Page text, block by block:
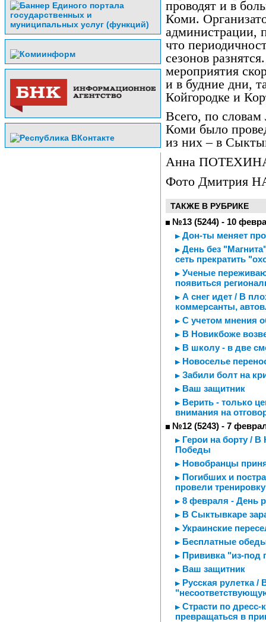
проводят и в
Коми.
администрации,
что
сезонов
мероприятия
и в будние дни,
Койгородке и
Всего, по
Коми было
из них – в
Анна
Фото Дмитрия
ТАКЖЕ В РУБРИКЕ
№13 (5244) - 10
Дон-ты меняет
День без
сеть прекратить
Ученые
появиться
А снег идет / В
коммерсанты,
С учетом мнения
В Новикбоже
В школу - в две
Новоселье
Забили болт на
Ваш защитник
Верить - только
внимания на
№12 (5243) - 7
Герои на борту /
Победы
Новобранцы
Погибших и
провели
8 февраля - День
В Сыктывкаре
Украинские
Бесплатные
Прививка "из-под
Ваш защитник
Русская рулетка
Страсти по
превращаться в